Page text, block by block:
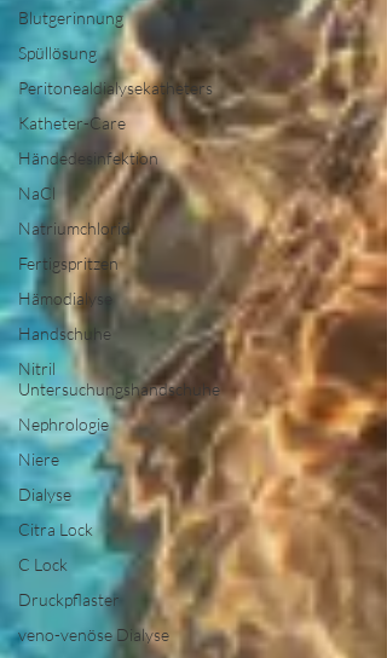
Blutgerinnung
Spüllösung
Peritonealdialysekatheters
Katheter-Care
Händedesinfektion
NaCl
Natriumchlorid
Fertigspritzen
Hämodialyse
Handschuhe
Nitril
Untersuchungshandschuhe
Nephrologie
Niere
Dialyse
Citra Lock
C Lock
Druckpflaster
veno-venöse Dialyse